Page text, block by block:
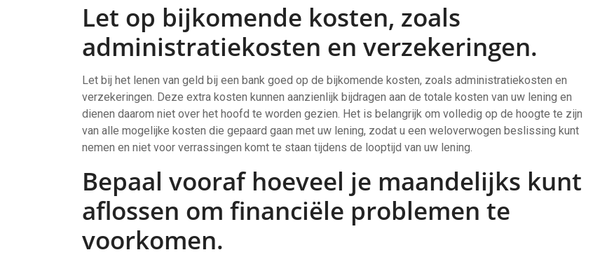
Let op bijkomende kosten, zoals
administratiekosten en verzekeringen.
Let bij het lenen van geld bij een bank goed op de bijkomende kosten, zoals administratiekosten en
verzekeringen. Deze extra kosten kunnen aanzienlijk bijdragen aan de totale kosten van uw lening en
dienen daarom niet over het hoofd te worden gezien. Het is belangrijk om volledig op de hoogte te zijn
van alle mogelijke kosten die gepaard gaan met uw lening, zodat u een weloverwogen beslissing kunt
nemen en niet voor verrassingen komt te staan tijdens de looptijd van uw lening.
Bepaal vooraf hoeveel je maandelijks kunt
aflossen om financiële problemen te
voorkomen.